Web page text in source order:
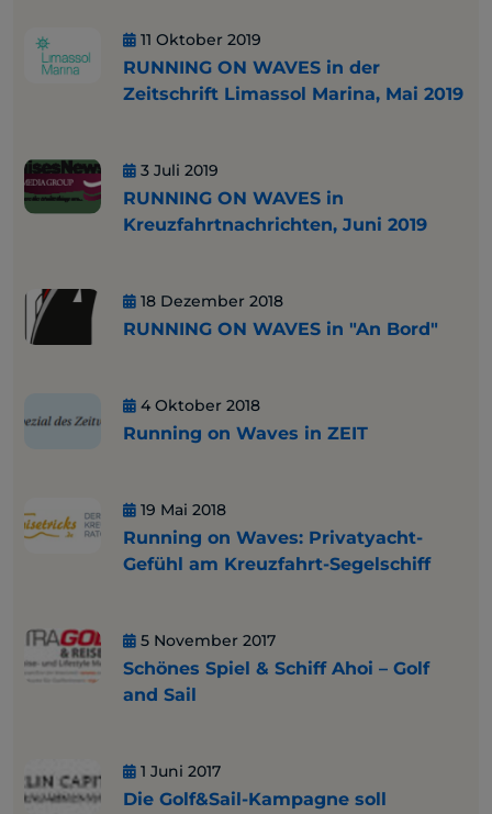
11 Oktober 2019
RUNNING ON WAVES in der
Zeitschrift Limassol Marina, Mai 2019
3 Juli 2019
RUNNING ON WAVES in
Kreuzfahrtnachrichten, Juni 2019
18 Dezember 2018
RUNNING ON WAVES in "An Bord"
4 Oktober 2018
Running on Waves in ZEIT
19 Mai 2018
Running on Waves: Privatyacht-
Gefühl am Kreuzfahrt-Segelschiff
5 November 2017
Schönes Spiel & Schiff Ahoi – Golf
and Sail
1 Juni 2017
Die Golf&Sail-Kampagne soll